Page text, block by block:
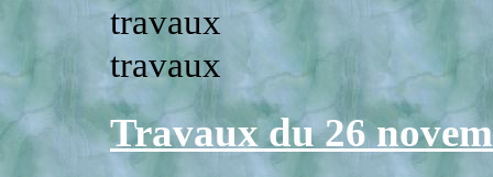
travaux
travaux
Travaux du 26